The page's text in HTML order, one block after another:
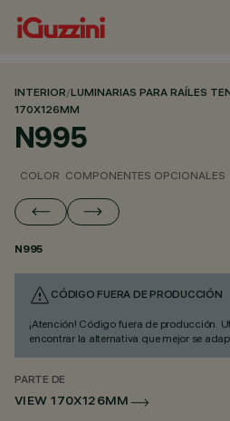
INTERIOR/LUMINARIAS PARA RAÍLES
170X126MM
N995
COLOR COMPONENTES OPCIONALES
N995
CÓDIGO FUERA DE PRODUCCIÓN
¡Atención! Código fuera de producción.
encontrar la alternativa que mejor se
PARTE DE
VIEW 170X126MM